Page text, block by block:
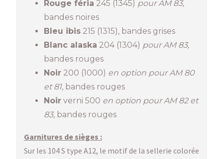
Rouge féria 245 (1345) pour AM 83,
bandes noires
Bleu ibis 215 (1315), bandes grises
Blanc alaska 204 (1304) pour AM 83,
bandes rouges
Noir 200 (1000) en option pour AM 80
et 81, bandes rouges
Noir verni 500 en option pour AM 82 et
83, bandes rouges
Garnitures de sièges :
Sur les 104 S type A12, le motif de la sellerie colorée